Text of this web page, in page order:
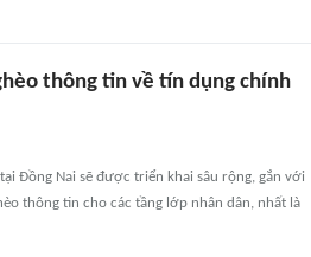
thông tin về tín dụng chính
Đồng Nai sẽ được triển khai sâu rộng, gắn với
thông tin cho các tầng lớp nhân dân, nhất là